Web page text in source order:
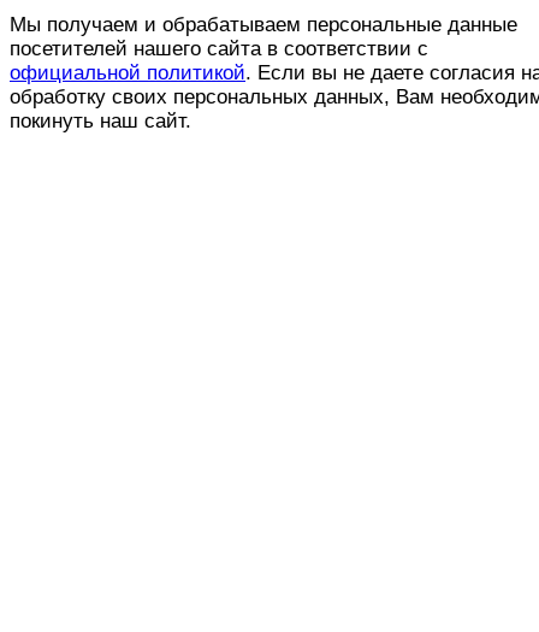
Мы получаем и обрабатываем персональные данные
посетителей нашего сайта в соответствии с
официальной политикой. Если вы не даете согласия
обработку своих персональных данных, Вам
покинуть наш сайт.